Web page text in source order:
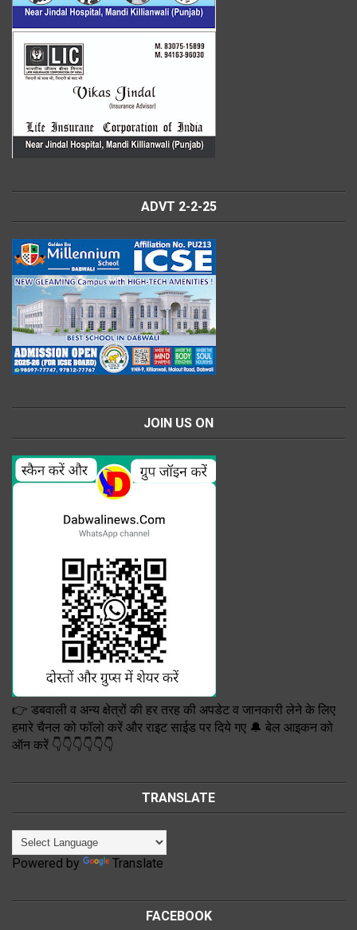
ADVT 2-2-25
JOIN US ON
👉 डबवाली व अन्य क्षेत्रों की हर तरह की अपडेट व जानकारी लेने के लिए
हमारे चैनल को फॉलो करें और राइट साईड पर दिये गए 🔔 बेल आइकन को
ऑन करें 👇👇👇👇👇👇
TRANSLATE
Powered by Translate
FACEBOOK